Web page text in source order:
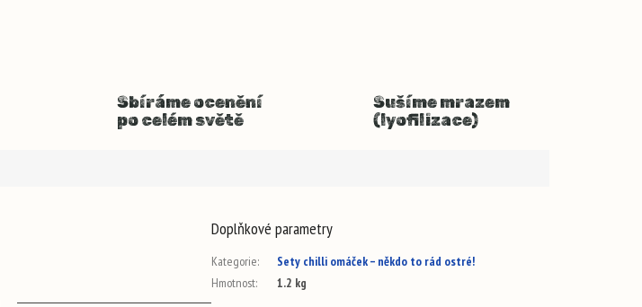
Sbíráme ocenění
po celém světě
Sušíme mrazem
(lyofilizace)
Doplňkové parametry
Kategorie:
Sety chilli omáček – někdo to rád ostré!
Hmotnost: 1.2 kg